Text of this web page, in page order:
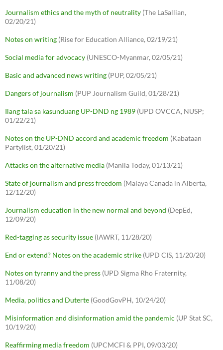
Journalism ethics and the myth of neutrality (The LaSallian,
02/20/21)
Notes on writing (Rise for Education Alliance, 02/19/21)
Social media for advocacy (UNESCO-Myanmar, 02/05/21)
Basic and advanced news writing (PUP, 02/05/21)
Dangers of journalism (PUP Journalism Guild, 01/28/21)
Ilang tala sa kasunduang UP-DND ng 1989 (UPD OVCCA, NUSP;
01/22/21)
Notes on the UP-DND accord and academic freedom (Kabataan
Partylist, 01/20/21)
Attacks on the alternative media (Manila Today, 01/13/21)
State of journalism and press freedom (Malaya Canada in Alberta,
12/12/20)
Journalism education in the new normal and beyond (DepEd,
12/09/20)
Red-tagging as security issue (IAWRT, 11/28/20)
End or extend? Notes on the academic strike (UPD CIS, 11/20/20)
Notes on tyranny and the press (UPD Sigma Rho Fraternity,
11/08/20)
Media, politics and Duterte (GoodGovPH, 10/24/20)
Misinformation and disinformation amid the pandemic (UP Stat SC,
10/19/20)
Reaffirming media freedom (UPCMCFI & PPI, 09/03/20)